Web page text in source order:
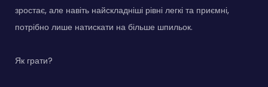
зростає, але навіть найскладніші рівні легкі та приємні,
потрібно лише натискати на більше шпильок.
Як грати?